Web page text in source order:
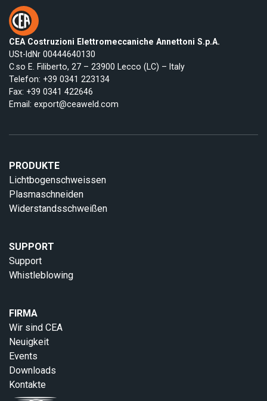
CEA Costruzioni Elettromeccaniche Annettoni S.p.A.
USt-IdNr 00444640130
C.so E. Filiberto, 27 – 23900 Lecco (LC) – Italy
Telefon: +39 0341 223134
Fax: +39 0341 422646
Email: export@ceaweld.com
PRODUKTE
Lichtbogenschweissen
Plasmaschneiden
Widerstandsschweißen
SUPPORT
Support
Whistleblowing
FIRMA
Wir sind CEA
Neuigkeit
Events
Downloads
Kontakte